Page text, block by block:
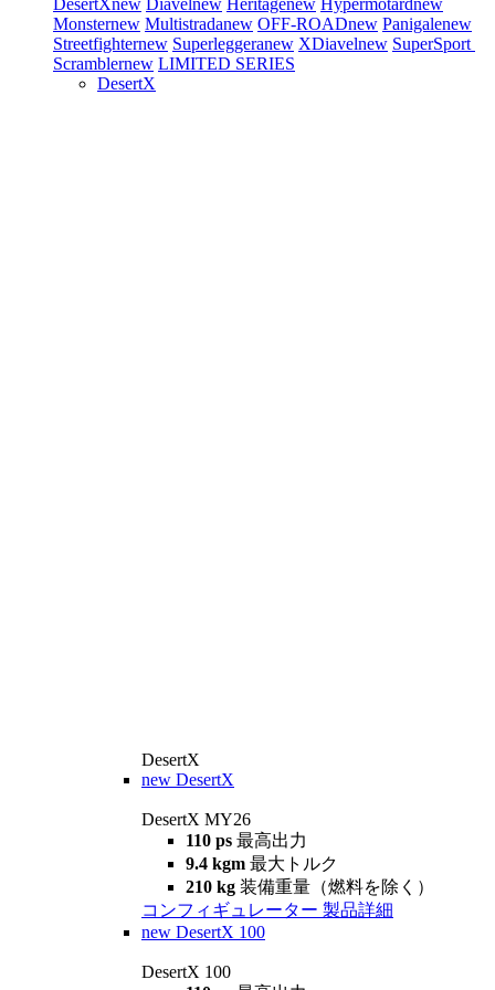
DesertXnew Diavelnew Heritagenew Hypermotardnew
Monsternew Multistradanew OFF-ROADnew Panigalenew
Streetfighternew Superleggeranew XDiavelnew SuperSport
Scramblernew LIMITED SERIES
DesertX
DesertX
new DesertX
DesertX MY26
110 ps 最高出力
9.4 kgm 最大トルク
210 kg 装備重量（燃料を除く）
コンフィギュレーター 製品詳細
new DesertX 100
DesertX 100